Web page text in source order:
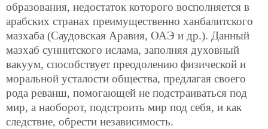
образования, недостаток которого восполняется в
арабских странах преимущественно ханбалитского
мазхаба (Саудовская Аравия, ОАЭ и др.). Данный
мазхаб суннитского ислама, заполняя духовный
вакуум, способствует преодолению физической и
моральной усталости общества, предлагая своего
рода реванш, помогающей не подстраиваться под
мир, а наоборот, подстроить мир под себя, и как
следствие, обрести независимость.